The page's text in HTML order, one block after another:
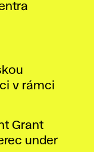
v rámci
Grant
under